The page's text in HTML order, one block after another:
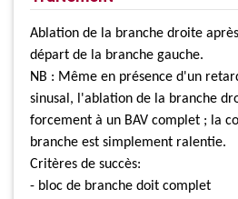
Ablation de la branche droite
départ de la branche gauche.
NB : Même en présence d'un
sinusal, l'ablation de la branche
forcement à un BAV complet ; la
branche est simplement ralentie.
Critères de succès:
- bloc de branche doit complet